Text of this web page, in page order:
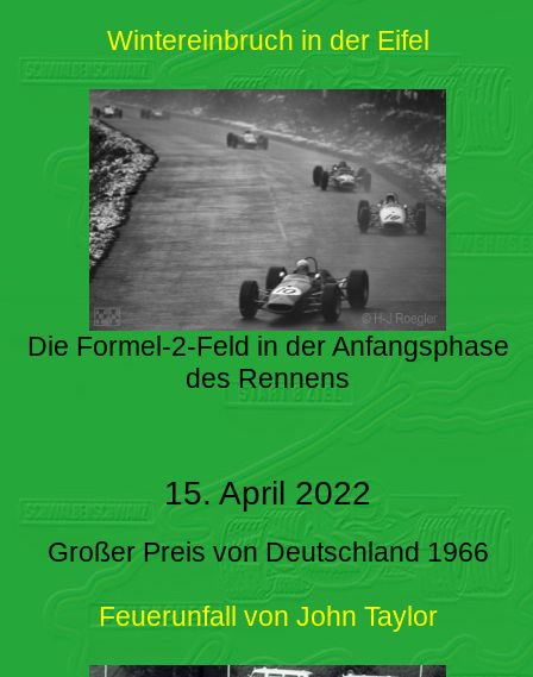
Wintereinbruch in der Eifel
Die Formel-2-Feld in der Anfangsphase
des Rennens
15. April 2022
Großer Preis von Deutschland 1966
Feuerunfall von John Taylor